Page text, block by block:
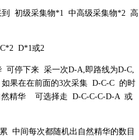
初级采集物*1 中高级采集物*2 高
D*1或2
可停下来 采一次D-A,即路线为D-C,
果在在前面的3次采集 D-C-C 的时
然精华 可选择走 D-C-C-C-D-A 或
中间每次都随机出自然精华的数目